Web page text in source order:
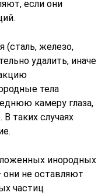
если они
(сталь, железо,
удалить, иначе
тела
камеру глаза,
таких случаях
инородных
они не оставляют
частиц